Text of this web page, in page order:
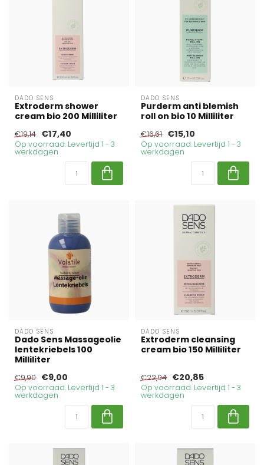
DADO SENS
Extroderm shower
cream bio 200 Milliliter
€19,14 €17,40
Op voorraad. Levertijd 1 - 3
werkdagen
DADO SENS
Purderm anti blemish
roll on bio 10 Milliliter
€16,61 €15,10
Op voorraad. Levertijd 1 - 3
werkdagen
DADO SENS
Dado Sens Massageolie
lentekriebels 100
Milliliter
€9,90 €9,00
Op voorraad. Levertijd 1 - 3
werkdagen
DADO SENS
Extroderm cleansing
cream bio 150 Milliliter
€22,94 €20,85
Op voorraad. Levertijd 1 - 3
werkdagen